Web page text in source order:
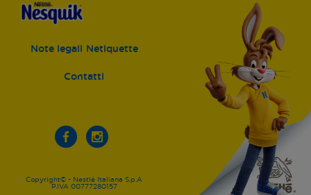
Note legali Netiquette
Contatti
Copyright© - Nestlé Italiana S.p.A
P.IVA 00777280157